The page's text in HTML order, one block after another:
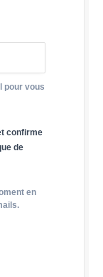
pour vous
confirme
de
en